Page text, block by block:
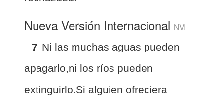
Nueva Versión Internacional NVI
7 Ni las muchas aguas pueden
apagarlo,ni los ríos pueden
extinguirlo.Si alguien ofreciera